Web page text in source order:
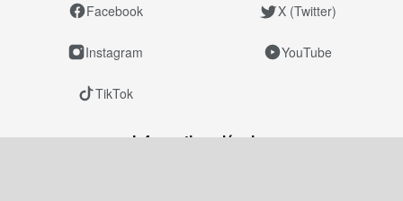
Facebook X (Twitter)
Instagram YouTube
TikTok
Informations légales